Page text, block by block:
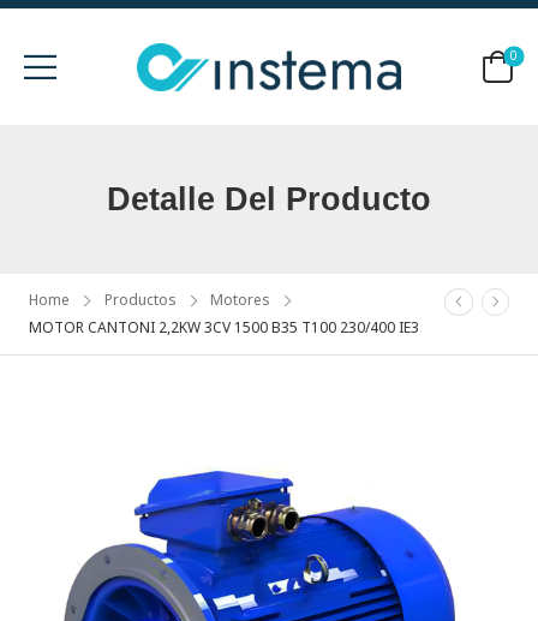
0
Detalle Del Producto
Home Productos
Motores
MOTOR CANTONI 2,2KW 3CV 1500 B35 T100 230/400 IE3